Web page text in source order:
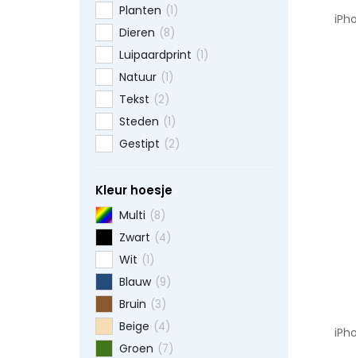
Planten (1)
Dieren (8)
Luipaardprint (1)
Natuur (1)
Tekst (2)
Steden (1)
Gestipt (2)
Kleur hoesje
Multi (8)
Zwart (4)
Wit (1)
Blauw (9)
Bruin (3)
Beige (4)
Groen (7)